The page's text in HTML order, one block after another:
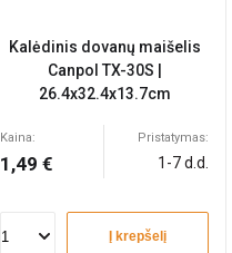
Kalėdinis dovanų maišelis
Canpol TX-30S |
26.4x32.4x13.7cm
Kaina:
1,49 €
Pristatymas:
1-7 d.d.
Į krepšelį